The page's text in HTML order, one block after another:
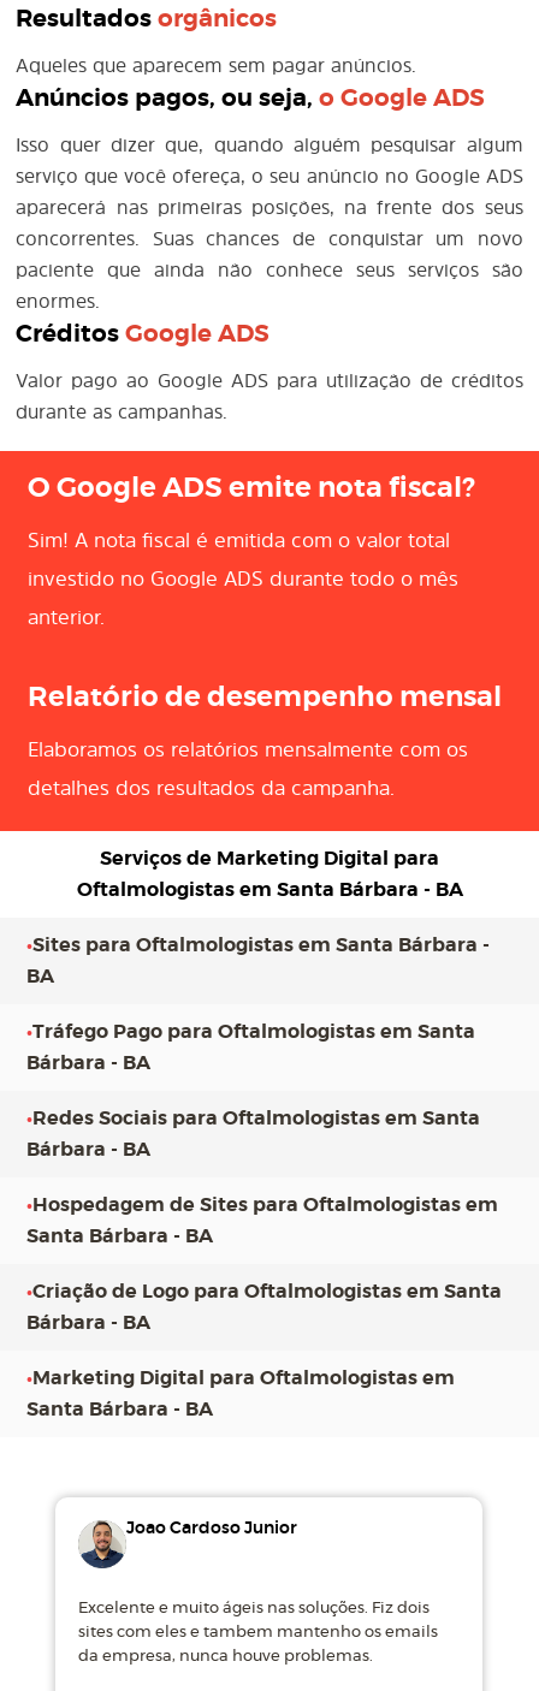
Resultadosorgânicos
Aqueles que aparecem sem pagar anúncios.
Anúncios pagos, ou seja,oGoogle ADS
Isso quer dizer que, quando alguém pesquisar algum
serviço que você ofereça, o seu anúncio no Google ADS
aparecerá nas primeiras posições, na frente dos seus
concorrentes. Suas chances de conquistar um novo
paciente que ainda não conhece seus serviços são
enormes.
CréditosGoogle ADS
Valor pago ao Google ADS para utilização de créditos
durante as campanhas.
O Google ADS emite nota fiscal?
Sim! A nota fiscal é emitida com o valor total
investido no Google ADS durante todo o mês
anterior.
Relatório de desempenho mensal
Elaboramos os relatórios mensalmente com os
detalhes dos resultados da campanha.
Serviços de Marketing Digital para
Oftalmologistas em Santa Bárbara - BA
•Sites para Oftalmologistas em Santa Bárbara -
BA
•Tráfego Pago para Oftalmologistas em Santa
Bárbara - BA
•Redes Sociais para Oftalmologistas em Santa
Bárbara - BA
•Hospedagem de Sites para Oftalmologistas em
Santa Bárbara - BA
•Criação de Logo para Oftalmologistas em Santa
Bárbara - BA
•Marketing Digital para Oftalmologistas em
Santa Bárbara - BA
Joao Cardoso Junior
Excelente e muito ágeis nas soluções. Fiz dois
sites com eles e tambem mantenho os emails
da empresa, nunca houve problemas.